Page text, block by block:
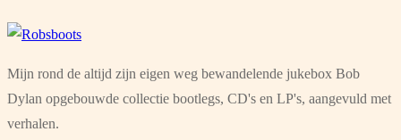
Ga
de
inhoud
Menu
Sluiten
Mijn rond de altijd zijn eigen weg bewandelende jukebox Bob
Dylan opgebouwde collectie bootlegs, CD's en LP's, aangevuld met
verhalen.